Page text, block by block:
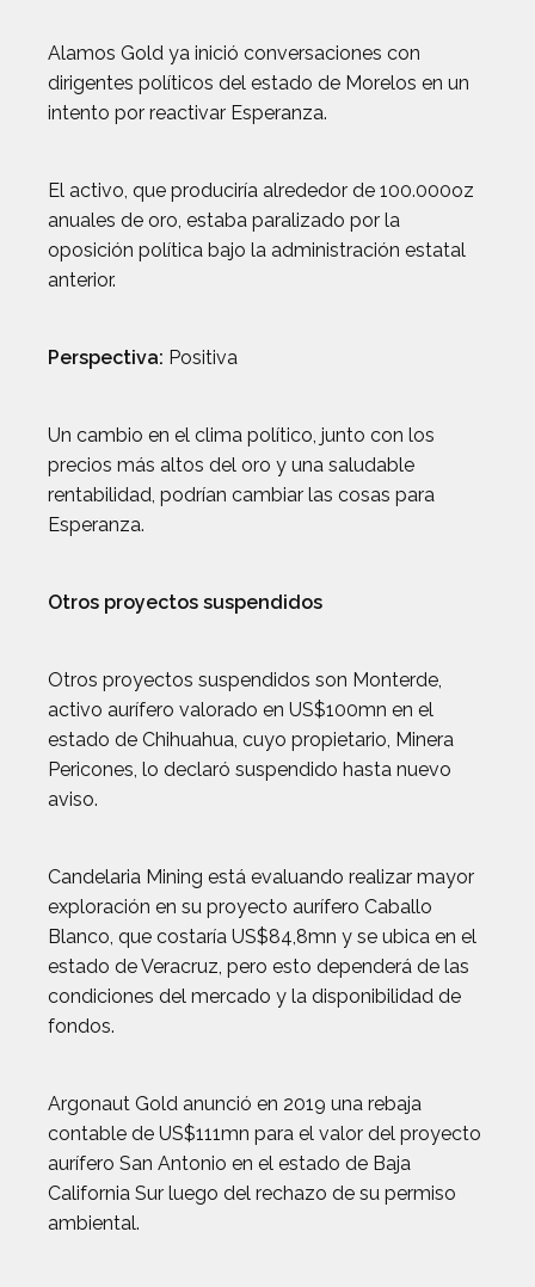
Alamos Gold ya inició conversaciones con
dirigentes políticos del estado de Morelos en un
intento por reactivar Esperanza.
El activo, que produciría alrededor de 100.000oz
anuales de oro, estaba paralizado por la
oposición política bajo la administración estatal
anterior.
Perspectiva: Positiva
Un cambio en el clima político, junto con los
precios más altos del oro y una saludable
rentabilidad, podrían cambiar las cosas para
Esperanza.
Otros proyectos suspendidos
Otros proyectos suspendidos son Monterde,
activo aurífero valorado en US$100mn en el
estado de Chihuahua, cuyo propietario, Minera
Pericones, lo declaró suspendido hasta nuevo
aviso.
Candelaria Mining está evaluando realizar mayor
exploración en su proyecto aurífero Caballo
Blanco, que costaría US$84,8mn y se ubica en el
estado de Veracruz, pero esto dependerá de las
condiciones del mercado y la disponibilidad de
fondos.
Argonaut Gold anunció en 2019 una rebaja
contable de US$111mn para el valor del proyecto
aurífero San Antonio en el estado de Baja
California Sur luego del rechazo de su permiso
ambiental.